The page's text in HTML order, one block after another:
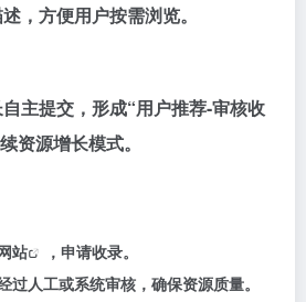
，方便用户按需浏览。
主提交，形成“用户推荐-审核收
资源增长模式。
站
，申请收录。
过人工或系统审核，确保资源质量。